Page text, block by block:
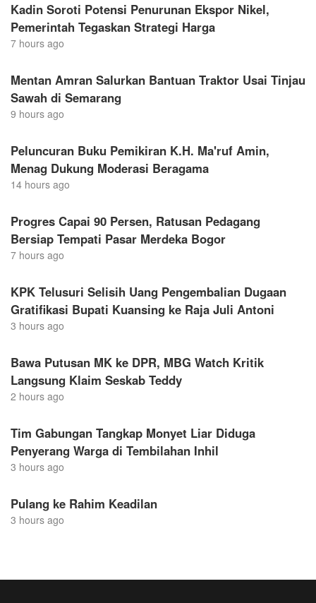
Kadin Soroti Potensi Penurunan Ekspor Nikel,
Pemerintah Tegaskan Strategi Harga
7 hours ago
Mentan Amran Salurkan Bantuan Traktor Usai Tinjau
Sawah di Semarang
9 hours ago
Peluncuran Buku Pemikiran K.H. Ma'ruf Amin,
Menag Dukung Moderasi Beragama
14 hours ago
Progres Capai 90 Persen, Ratusan Pedagang
Bersiap Tempati Pasar Merdeka Bogor
7 hours ago
KPK Telusuri Selisih Uang Pengembalian Dugaan
Gratifikasi Bupati Kuansing ke Raja Juli Antoni
3 hours ago
Bawa Putusan MK ke DPR, MBG Watch Kritik
Langsung Klaim Seskab Teddy
2 hours ago
Tim Gabungan Tangkap Monyet Liar Diduga
Penyerang Warga di Tembilahan Inhil
3 hours ago
Pulang ke Rahim Keadilan
3 hours ago